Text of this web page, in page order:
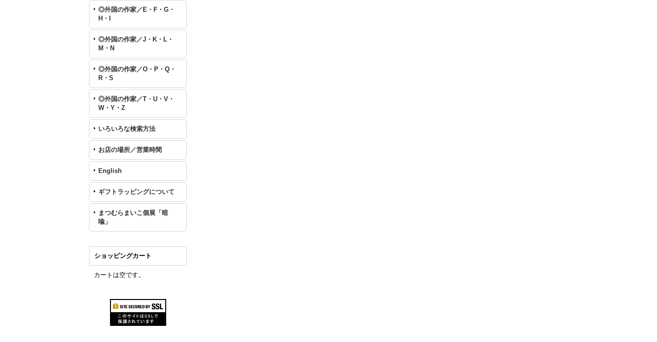
◎外国の作家／E・F・G・
H・I
◎外国の作家／J・K・L・
M・N
◎外国の作家／O・P・Q・
R・S
◎外国の作家／T・U・V・
W・Y・Z
いろいろな検索方法
お店の場所／営業時間
English
ギフトラッピングについて
まつむらまいこ個展「暗
喩」
ショッピングカート
カートは空です。